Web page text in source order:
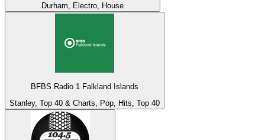
Durham, Electro, House
BFBS Radio 1 Falkland Islands
Stanley, Top 40 & Charts, Pop, Hits, Top 40